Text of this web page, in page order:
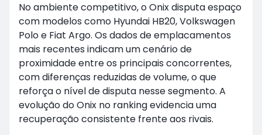
No ambiente competitivo, o Onix disputa espaço
com modelos como Hyundai HB20, Volkswagen
Polo e Fiat Argo. Os dados de emplacamentos
mais recentes indicam um cenário de
proximidade entre os principais concorrentes,
com diferenças reduzidas de volume, o que
reforça o nível de disputa nesse segmento. A
evolução do Onix no ranking evidencia uma
recuperação consistente frente aos rivais.